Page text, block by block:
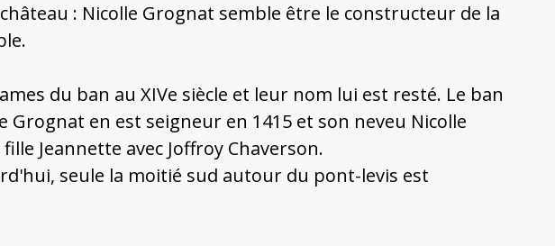
: Nicolle Grognat semble être le constructeur de la
du ban au XIVe siècle et leur nom lui est resté. Le ban
en est seigneur en 1415 et son neveu Nicolle
Jeannette avec Joffroy Chaverson.
seule la moitié sud autour du pont-levis est